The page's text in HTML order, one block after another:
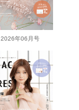
2026年06月号